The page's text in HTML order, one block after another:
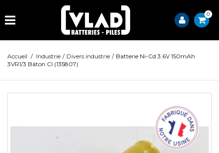
0
Accueil / Industrie / Divers industrie / Batterie Ni-Cd 3.6V 150mAh
3VR1/3 Bâton CI (135807)